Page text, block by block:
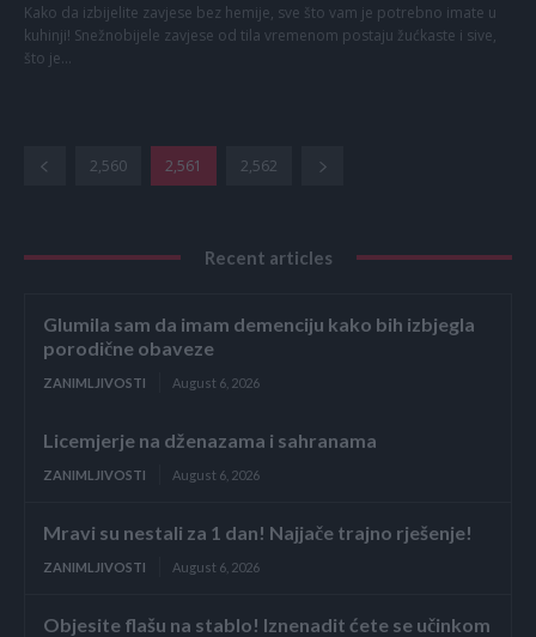
Kako da izbijelite zavjese bez hemije, sve što vam je potrebno imate u
kuhinji! Snežnobijele zavjese od tila vremenom postaju žućkaste i sive,
što je...
2,560 2,561 2,562
Recent articles
Glumila sam da imam demenciju kako bih izbjegla
porodične obaveze
ZANIMLJIVOSTI August 6, 2026
Licemjerje na dženazama i sahranama
ZANIMLJIVOSTI August 6, 2026
Mravi su nestali za 1 dan! Najjače trajno rješenje!
ZANIMLJIVOSTI August 6, 2026
Objesite flašu na stablo! Iznenadit ćete se učinkom